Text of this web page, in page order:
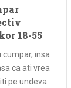
18-55
cumpar, insa
ca ati vrea
pe undeva